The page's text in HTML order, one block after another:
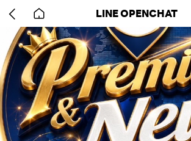
back
to
home
LINE OPENCHAT